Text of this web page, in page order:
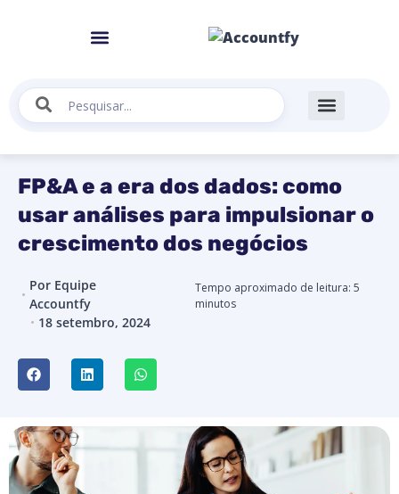
FP&A e a era dos dados: como
usar análises para impulsionar o
crescimento dos negócios
PorEquipe
Accountfy
18 setembro, 2024
Tempo aproximado de leitura:5
minutos